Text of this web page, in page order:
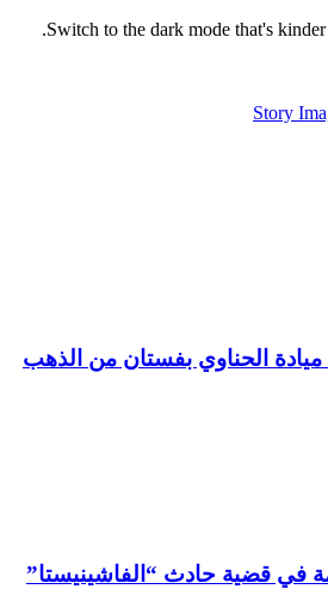
Switch to the dark mode that's
Story
الحناوي بفستان من الذهب
في قضية حادث “الفاشينيستا”